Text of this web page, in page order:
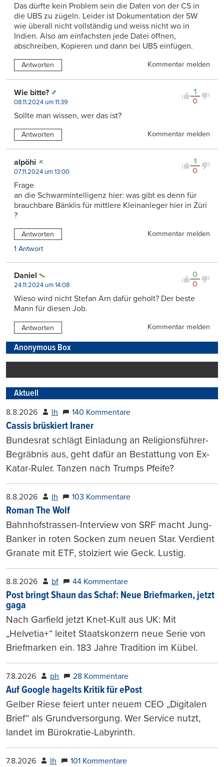
Das dürfte kein Problem sein die Daten von der CS in
die UBS zu zügeln. Leider ist Dokumentation der SW
wie überall nicht vollständig und weiss nicht wo in
Indien. Also am einfachsten jede Datei öffnen,
abschreiben, Kopieren und dann bei UBS einfügen.
Antworten Kommentar melden
1
0
Wie bitte?
08.11.2024 um 11:39
Sollte man wissen, wer das ist?
Antworten Kommentar melden
1
0
alpöhi
07.11.2024 um 13:00
Frage
an die Schwarmintelligenz hier: was gibt es denn für
brauchbare Bänklis für mittlere Kleinanleger hier in Züri
?
Antworten
Kommentar melden
1 Antwort
0
0
Daniel
24.11.2024 um 14:08
Wieso wird nicht Stefan Arn dafür geholt? Der beste
Mann für diesen Job.
Antworten Kommentar melden
Anonymous Box
Aktuell
8.8.2026 lh 140 Kommentare
Cassis brüskiert Iraner
Bundesrat schlägt Einladung an Religionsführer-
Begräbnis aus, geht dafür an Bestattung von Ex-
Katar-Ruler. Tanzen nach Trumps Pfeife?
8.8.2026 lh 103 Kommentare
Roman The Wolf
Bahnhofstrassen-Interview von SRF macht Jung-
Banker in roten Socken zum neuen Star. Verdient
Granate mit ETF, stolziert wie Geck. Lustig.
8.8.2026 bf 44 Kommentare
Post bringt Shaun das Schaf: Neue Briefmarken, jetzt
gaga
Nach Garfield jetzt Knet-Kult aus UK: Mit
„Helvetia+“ leitet Staatskonzern neue Serie von
Briefmarken ein. 183 Jahre Tradition im Kübel.
7.8.2026 ph 28 Kommentare
Auf Google hagelts Kritik für ePost
Gelber Riese feiert unter neuem CEO „Digitalen
Brief“ als Grundversorgung. Wer Service nutzt,
landet im Bürokratie-Labyrinth.
7.8.2026 lh 101 Kommentare